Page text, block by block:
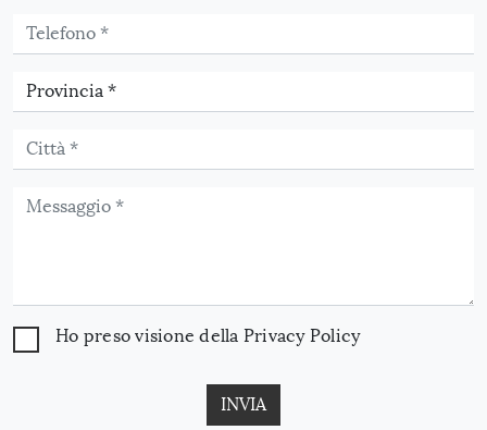
Ho preso visione della Privacy Policy
INVIA